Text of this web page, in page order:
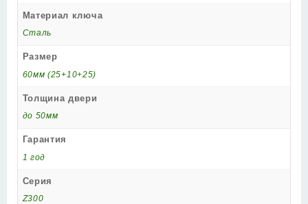
Материал ключа
Сталь
Размер
60мм (25+10+25)
Толщина двери
до 50мм
Гарантия
1 год
Серия
Z300